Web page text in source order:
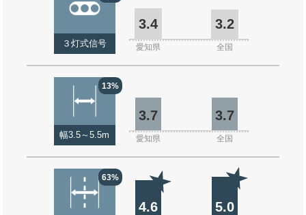
３灯式信号
3.4 3.2
愛知県 全国
13%
幅3.5～5.5m
3.7 3.7
愛知県 全国
63%
4.6 5.0